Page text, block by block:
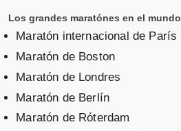
Los grandes maratónes en el mundo
Maratón internacional de París
Maratón de Boston
Maratón de Londres
Maratón de Berlín
Maratón de Róterdam